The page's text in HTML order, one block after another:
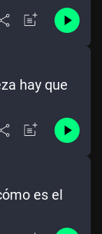
hay que
es el